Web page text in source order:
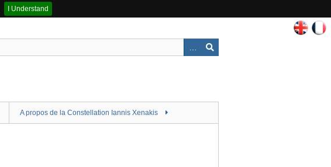
I Understand
A propos de la Constellation Iannis Xenakis